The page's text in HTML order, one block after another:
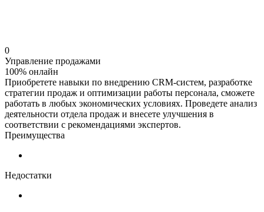
0
Управление продажами
100% онлайн
Приобретете навыки по внедрению CRM-систем, разработке
стратегии продаж и оптимизации работы персонала, сможете
работать в любых экономических условиях. Проведете анализ
деятельности отдела продаж и внесете улучшения в
соответствии с рекомендациями экспертов.
Преимущества
Недостатки